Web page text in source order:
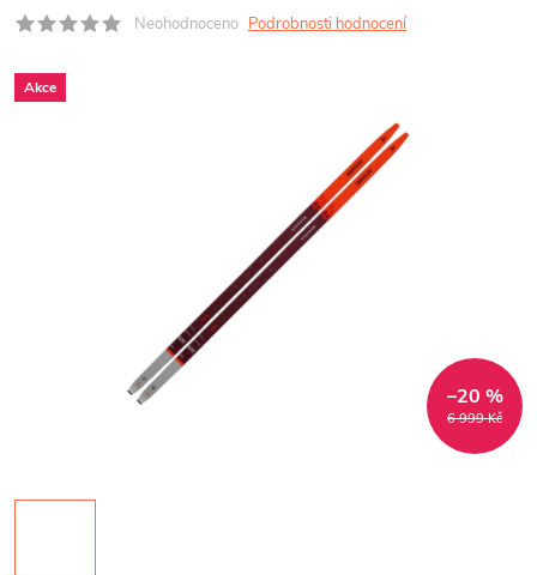
Neohodnoceno Podrobnosti hodnocení
Akce
6 999 Kč
–20 %